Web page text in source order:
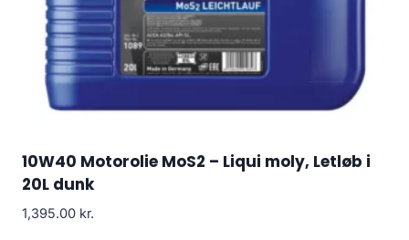
10W40 Motorolie MoS2 – Liqui moly, Letløb i
20L dunk
1,395.00 kr.